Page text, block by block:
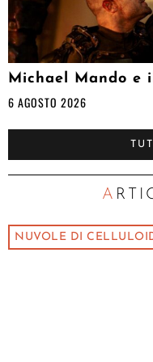
Michael Mando e
6 AGOSTO 2026
NUVOLE DI